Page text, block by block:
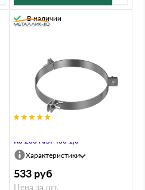
Ко 200 AISI 430 1,0
В наличии
Характеристики
533 руб
Цена за шт.